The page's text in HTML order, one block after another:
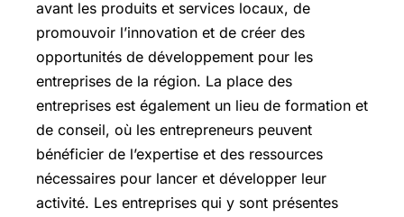
avant les produits et services locaux, de
promouvoir l’innovation et de créer des
opportunités de développement pour les
entreprises de la région. La place des
entreprises est également un lieu de formation et
de conseil, où les entrepreneurs peuvent
bénéficier de l’expertise et des ressources
nécessaires pour lancer et développer leur
activité. Les entreprises qui y sont présentes